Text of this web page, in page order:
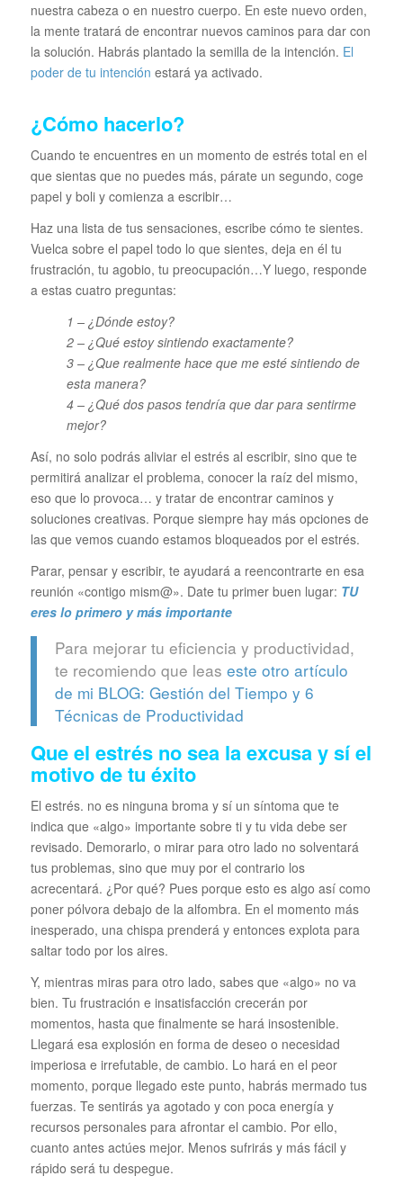
nuestra cabeza o en nuestro cuerpo. En este nuevo orden,
la mente tratará de encontrar nuevos caminos para dar con
la solución. Habrás plantado la semilla de la intención. El
poder de tu intención estará ya activado.
¿Cómo hacerlo?
Cuando te encuentres en un momento de estrés total en el
que sientas que no puedes más, párate un segundo, coge
papel y boli y comienza a escribir…
Haz una lista de tus sensaciones, escribe cómo te sientes.
Vuelca sobre el papel todo lo que sientes, deja en él tu
frustración, tu agobio, tu preocupación…Y luego, responde
a estas cuatro preguntas:
1 – ¿Dónde estoy?
2 – ¿Qué estoy sintiendo exactamente?
3 – ¿Que realmente hace que me esté sintiendo de
esta manera?
4 – ¿Qué dos pasos tendría que dar para sentirme
mejor?
Así, no solo podrás aliviar el estrés al escribir, sino que te
permitirá analizar el problema, conocer la raíz del mismo,
eso que lo provoca… y tratar de encontrar caminos y
soluciones creativas. Porque siempre hay más opciones de
las que vemos cuando estamos bloqueados por el estrés.
Parar, pensar y escribir, te ayudará a reencontrarte en esa
reunión «contigo mism@». Date tu primer buen lugar: TU
eres lo primero y más importante
Para mejorar tu eficiencia y productividad,
te recomiendo que leas este otro artículo
de mi BLOG: Gestión del Tiempo y 6
Técnicas de Productividad
Que el estrés no sea la excusa y sí el
motivo de tu éxito
El estrés. no es ninguna broma y sí un síntoma que te
indica que «algo» importante sobre ti y tu vida debe ser
revisado. Demorarlo, o mirar para otro lado no solventará
tus problemas, sino que muy por el contrario los
acrecentará. ¿Por qué? Pues porque esto es algo así como
poner pólvora debajo de la alfombra. En el momento más
inesperado, una chispa prenderá y entonces explota para
saltar todo por los aires.
Y, mientras miras para otro lado, sabes que «algo» no va
bien. Tu frustración e insatisfacción crecerán por
momentos, hasta que finalmente se hará insostenible.
Llegará esa explosión en forma de deseo o necesidad
imperiosa e irrefutable, de cambio. Lo hará en el peor
momento, porque llegado este punto, habrás mermado tus
fuerzas. Te sentirás ya agotado y con poca energía y
recursos personales para afrontar el cambio. Por ello,
cuanto antes actúes mejor. Menos sufrirás y más fácil y
rápido será tu despegue.